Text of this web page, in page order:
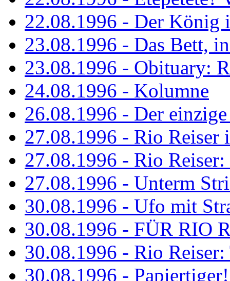
22.08.1996 - Der König
23.08.1996 - Das Bett,
23.08.1996 - Obituary:
24.08.1996 - Kolumne
26.08.1996 - Der
27.08.1996 - Rio Reiser
27.08.1996 - Rio
27.08.1996 - Unterm
30.08.1996 - Ufo mit
30.08.1996 - FÜR RIO
30.08.1996 - Rio
30.08.1996 - Papiertiger!